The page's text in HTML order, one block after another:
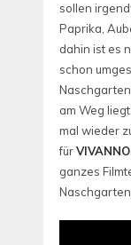
sollen
Paprika,
dahin ist es
schon
am Weg
mal wieder
fürVIVANNO
ganzes